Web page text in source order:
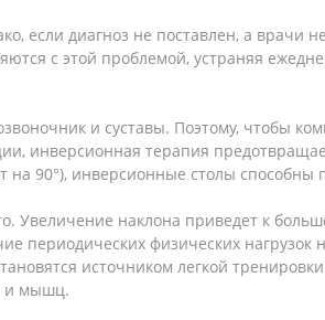
если диагноз не поставлен, а врачи
с этой проблемой, устраняя
и суставы. Поэтому, чтобы
инверсионная терапия
на 90°), инверсионные столы
Увеличение наклона приведет к
периодических физических нагрузок
источником легкой
и мышц.